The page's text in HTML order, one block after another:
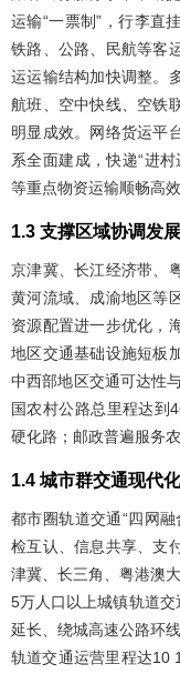
运输“一票制”，行李直
铁路、公路、民航等客
运运输结构加快调整。
航班、空中快线、空铁
明显成效。网络货运平
系全面建成，快递“进
等重点物资运输顺畅高
1.3 支撑区域协调发
京津冀、长江经济带、
黄河流域、成渝地区等
资源配置进一步优化，
地区交通基础设施短板
中西部地区交通可达性
国农村公路总里程达到
硬化路；邮政普遍服务
1.4 城市群交通现代
都市圈轨道交通“四网
检互认、信息共享、支
津冀、长三角、粤港澳
5万人口以上城镇轨道
延长、绕城高速公路环
轨道交通运营里程达10